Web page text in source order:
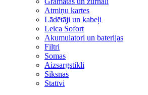
Atmiņu kartes
Lādētāji un kabeļi
Leica Sofort
Akumulatori un baterijas
Filtri
Somas
Aizsargstikli
Siksnas
Statīvi